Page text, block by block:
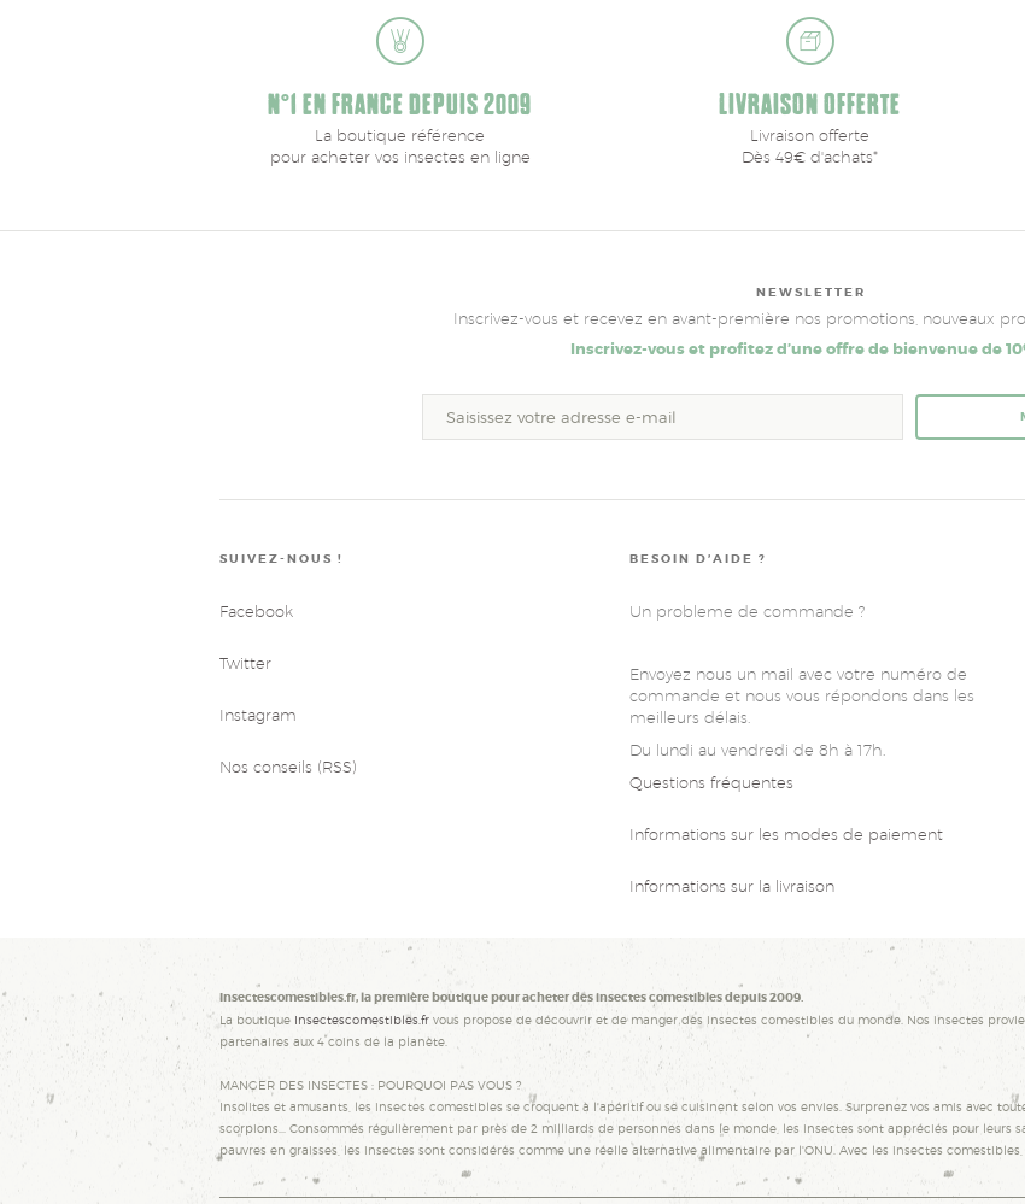
N°1 EN FRANCE DEPUIS 2009
La boutique référence
pour acheter vos insectes en ligne
LIVRAISON OFFERTE
Livraison offerte
Dès 49€ d'achats*
NEWSLETTER
Inscrivez-vous et recevez en avant-première nos promotions, nouveaux
Inscrivez-vous et profitez d’une offre de bienvenue de
SUIVEZ-NOUS !
Facebook
Twitter
Instagram
Nos conseils (RSS)
BESOIN D’AIDE ?
Un probleme de commande ?
Envoyez nous un mail avec votre numéro de
commande et nous vous répondons dans les
meilleurs délais.
Du lundi au vendredi de 8h à 17h.
Questions fréquentes
Informations sur les modes de paiement
Informations sur la livraison
Insectescomestibles.fr, la première boutique pour acheter des insectes comestibles depuis 2009.
La boutique Insectescomestibles.fr vous propose de découvrir et de manger des insectes comestibles du monde. Nos insectes
partenaires aux 4 coins de la planète.
MANGER DES INSECTES : POURQUOI PAS VOUS ?
Insolites et amusants, les insectes comestibles se croquent à l'apéritif ou se cuisinent selon vos envies. Surprenez vos amis avec
scorpions... Consommés régulièrement par près de 2 milliards de personnes dans le monde, les insectes sont appréciés pour leurs
pauvres en graisses, les insectes sont considérés comme une réelle alternative alimentaire par l'ONU. Avec les insectes